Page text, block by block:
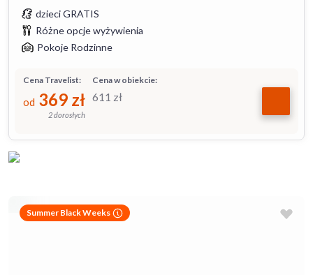
dzieci GRATIS
Różne opcje wyżywienia
Pokoje Rodzinne
Cena w obiekcie:
611 zł
Cena Travelist:
od 369 zł
2 dorosłych
Summer Black Weeks